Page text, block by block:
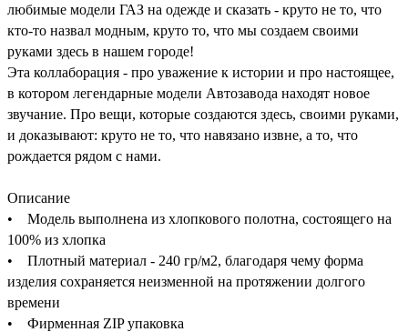
любимые модели ГАЗ на одежде и сказать - круто не то, что
кто-то назвал модным, круто то, что мы создаем своими
руками здесь в нашем городе!
Эта коллаборация - про уважение к истории и про настоящее,
в котором легендарные модели Автозавода находят новое
звучание. Про вещи, которые создаются здесь, своими руками,
и доказывают: круто не то, что навязано извне, а то, что
рождается рядом с нами.
Описание
• Модель выполнена из хлопкового полотна, состоящего на
100% из хлопка
• Плотный материал - 240 гр/м2, благодаря чему форма
изделия сохраняется неизменной на протяжении долгого
времени
• Фирменная ZIP упаковка